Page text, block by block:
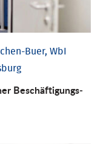
Buer, WbI
Be­schäftigungs­